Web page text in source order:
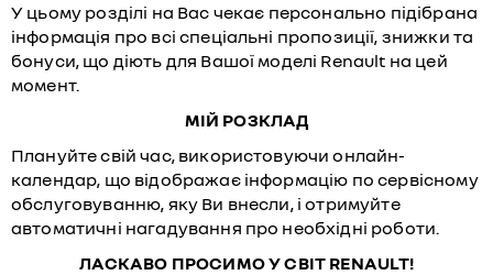
У цьому розділі на Вас чекає персонально підібрана
інформація про всі спеціальні пропозиції, знижки та
бонуси, що діють для Вашої моделі Renault на цей
момент.
МІЙ РОЗКЛАД
Плануйте свій час, використовуючи онлайн-
календар, що відображає інформацію по сервісному
обслуговуванню, яку Ви внесли, і отримуйте
автоматичні нагадування про необхідні роботи.
ЛАСКАВО ПРОСИМО У СВІТ RENAULT!